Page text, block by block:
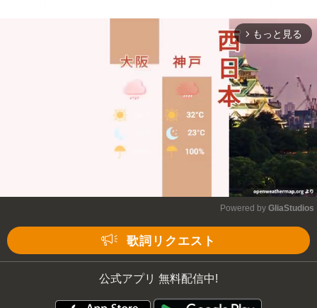
arrow_forward_ios もっと見る
Powered by GliaStudios
歌詞リクエスト
公式アプリ 無料配信中!